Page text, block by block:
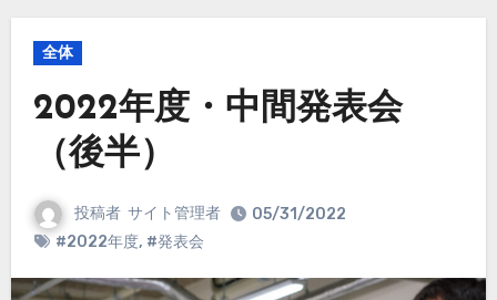
全体
2022年度・中間発表会
（後半）
投稿者 サイト管理者
05/31/2022
#2022年度, #発表会